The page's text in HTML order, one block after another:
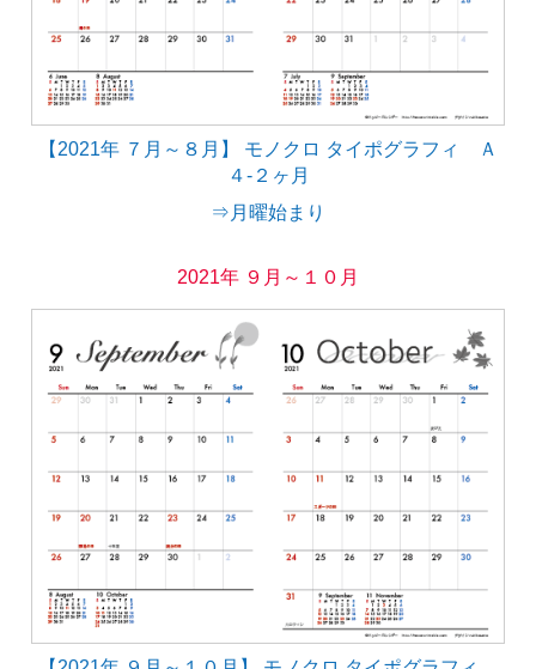
【2021年 ７月～８月】 モノクロ タイポグラフィ Ａ
４-２ヶ月
⇒月曜始まり
2021年 ９月～１０月